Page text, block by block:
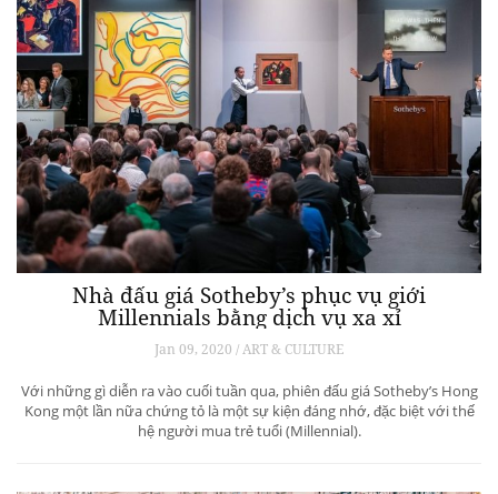
Nhà đấu giá Sotheby’s phục vụ giới
Millennials bằng dịch vụ xa xỉ
Jan 09, 2020 / ART & CULTURE
Với những gì diễn ra vào cuối tuần qua, phiên đấu giá Sotheby’s Hong
Kong một lần nữa chứng tỏ là một sự kiện đáng nhớ, đặc biệt với thế
hệ người mua trẻ tuổi (Millennial).